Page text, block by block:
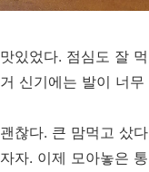
맛있었다. 점심도 잘
거 신기에는 발이 너무
괜찮다. 큰 맘먹고 샀
자자. 이제 모아놓은